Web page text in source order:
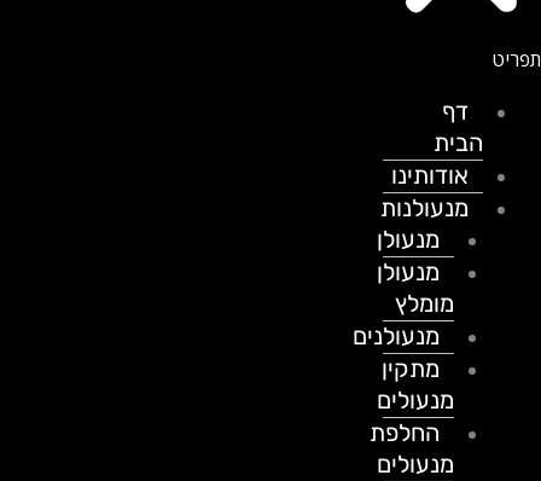
דף
הבית
אודותינו
מנעולנות
מנעולן
מנעולן
מומלץ
מנעולנים
מתקין
מנעולים
החלפת
מנעולים